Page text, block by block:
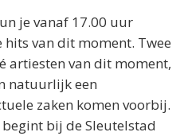
je vanaf 17.00 uur
van dit moment. Twee
artiesten van dit moment,
natuurlijk een
zaken komen voorbij.
bij de Sleutelstad